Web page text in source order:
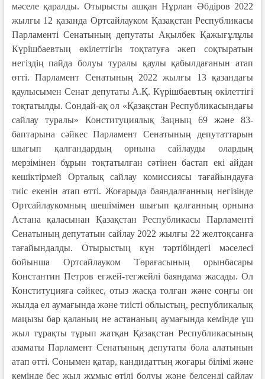
мәселе қаралды. Отырысты ашқан Нұрлан Әбдіров 2022
жылғы 12 қазанда Ортсайлауком Қазақстан Республикасы
Парламенті Сенатының депутаты Ақылбек Қажығұлұлы
Күрішбаевтың өкілеттігін тоқтатуға әкеп соқтыратын
негіздің пайда болуы туралы қаулы қабылдағанын атап
өтті. Парламент Сенатының 2022 жылғы 13 қазандағы
қаулысымен Сенат депутаты А.Қ. Күрішбаевтың өкілеттігі
тоқтатылды. Сондай-ақ ол «Қазақстан Республикасындағы
сайлау туралы» Конституциялық Заңның 69 және 83-
баптарына сәйкес Парламент Сенатының депутаттарын
шығып қалғандардың орнына сайлауды олардың
мерзімінен бұрын тоқтатылған сәтінен бастап екі айдан
кешіктірмей Орталық сайлау комиссиясы тағайындауға
тиіс екенін атап өтті. Жоғарыда баяндалғанның негізінде
Ортсайлаукомның шешімімен шығып қалғанның орнына
Астана қаласынан Қазақстан Республикасы Парламенті
Сенатының депутатын сайлау 2022 жылғы 22 желтоқсанға
тағайындалды. Отырыстың күн тәртібіндегі мәселесі
бойынша Ортсайлауком Төрағасының орынбасары
Константин Петров егжей-тегжейлі баяндама жасады. Ол
Конституцияға сәйкес, отыз жасқа толған және соңғы он
жылда ел аумағында және тиісті облыстың, республикалық
маңызы бар қаланың не астананың аумағында кемінде үш
жыл тұрақты тұрып жатқан Қазақстан Республикасының
азаматы Парламент Сенатының депутаты бола алатынын
атап өтті. Сонымен қатар, кандидаттың жоғары білімі және
кемінде бес жыл жұмыс өтілі болуы және белсенді сайлау